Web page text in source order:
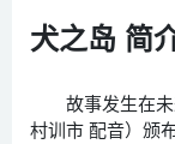
犬之岛 简
故事发生在未
村训市 配音）颁